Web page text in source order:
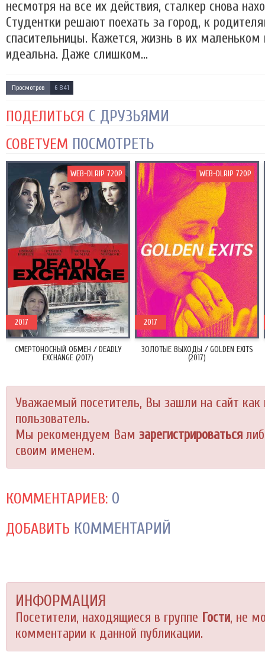
несмотря на все их действия, сталкер снова
Студентки решают поехать за город, к
спасительницы. Кажется, жизнь в их маленьком
идеальна. Даже слишком...
Просмотров 6 841
ПОДЕЛИТЬСЯ С ДРУЗЬЯМИ
СОВЕТУЕМ ПОСМОТРЕТЬ
СМЕРТОНОСНЫЙ ОБМЕН / DEADLY
EXCHANGE (2017)
2017
WEB-DLRIP 720P
ЗОЛОТЫЕ ВЫХОДЫ / GOLDEN EXITS
(2017)
2017
WEB-DLRIP 720P
Уважаемый посетитель, Вы зашли на сайт как
пользователь.
Мы рекомендуем Вам зарегистрироваться
своим именем.
КОММЕНТАРИЕВ: 0
ДОБАВИТЬ КОММЕНТАРИЙ
ИНФОРМАЦИЯ
Посетители, находящиеся в группе Гости, не
комментарии к данной публикации.